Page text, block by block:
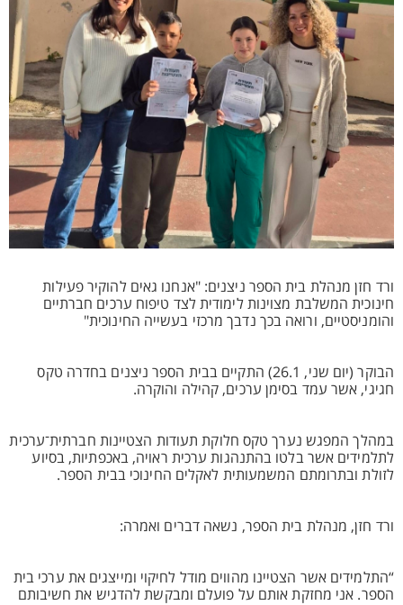
ורד חזן מנהלת בית הספר ניצנים: "אנחנו גאים להוקיר פעילות
חינוכית המשלבת מצוינות לימודית לצד טיפוח ערכים חברתיים
והומניסטיים, ורואה בכך נדבך מרכזי בעשייה החינוכית"
הבוקר (יום שני, 26.1) התקיים בבית הספר ניצנים בחדרה טקס
חגיגי, אשר עמד בסימן ערכים, קהילה והוקרה.
במהלך המפגש נערך טקס חלוקת תעודות הצטיינות חברתית־ערכית
לתלמידים אשר בלטו בהתנהגות ערכית ראויה, באכפתיות, בסיוע
לזולת ובתרומתם המשמעותית לאקלים החינוכי בבית הספר.
ורד חזן, מנהלת בית הספר, נשאה דברים ואמרה:
“התלמידים אשר הצטיינו מהווים מודל לחיקוי ומייצגים את ערכי בית
הספר. אני מחזקת אותם על פועלם ומבקשת להדגיש את חשיבותם